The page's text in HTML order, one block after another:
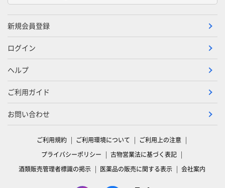
新規会員登録
ログイン
ヘルプ
ご利用ガイド
お問い合わせ
ご利用規約 ご利用環境について
ご利用上の注意
プライバシーポリシー
古物営業法に基づく表記
酒類販売管理者標識の掲示
医薬品の販売に関する表示 会社案内